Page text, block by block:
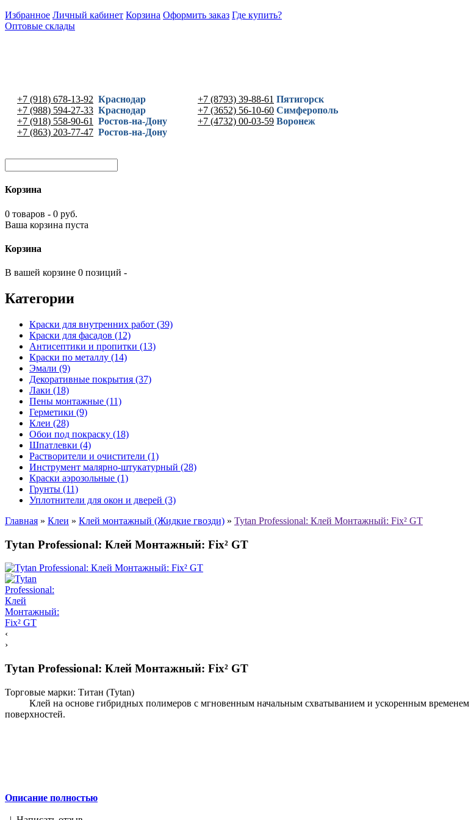
Избранное Личный кабинет Корзина Оформить заказ Где купить?
Оптовые склады
+7 (918) 678-13-92 Краснодар
+7 (988) 594-27-33 Краснодар
+7 (918) 558-90-61
Ростов-на-Дону
+7 (863) 203-77-47 Ростов-на-Дону
+7 (8793) 39-88-61 Пятигорск
+7 (3652) 56-10-60 Симферополь
+7 (4732) 00-03-59 Воронеж
Корзина
0 товаров - 0 руб.
Ваша корзина пуста
Корзина
В вашей корзине 0 позиций -
Категории
Краски для внутренних работ (39)
Краски для фасадов (12)
Антисептики и пропитки (13)
Краски по металлу (14)
Эмали (9)
Декоративные покрытия (37)
Лаки (18)
Пены монтажные (11)
Герметики (9)
Клеи (28)
Обои под покраску (18)
Шпатлевки (4)
Растворители и очистители (1)
Инструмент малярно-штукатурный (28)
Краски аэрозольные (1)
Грунты (11)
Уплотнители для окон и дверей (3)
Главная » Клеи » Клей монтажный (Жидкие гвозди) » Tytan Professional: Клей Монтажный: Fix² GT
Tytan Professional: Клей Монтажный: Fix² GT
‹
›
Tytan Professional: Клей Монтажный: Fix² GT
Торговые марки: Титан (Tytan)
Клей на основе гибридных полимеров с мгновенным начальным схватыванием и ускоренным временем
поверхностей.
Описание полностью